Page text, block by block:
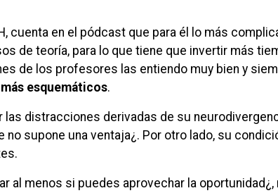
cuenta en el pódcast que para él lo más
de teoría, para lo que tiene que invertir más
de los profesores las entiendo muy bien y
esquemáticos.
distracciones derivadas de su
supone una ventaja¿. Por otro lado, su
al menos si puedes aprovechar la oportunidad¿,